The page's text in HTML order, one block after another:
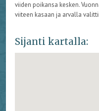
viiden poikansa kesken.
viiteen kasaan ja arvalla
Sijanti kartalla: